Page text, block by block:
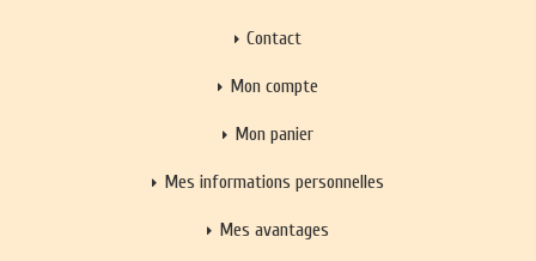
Contact
Mon compte
Mon panier
Mes informations personnelles
Mes avantages